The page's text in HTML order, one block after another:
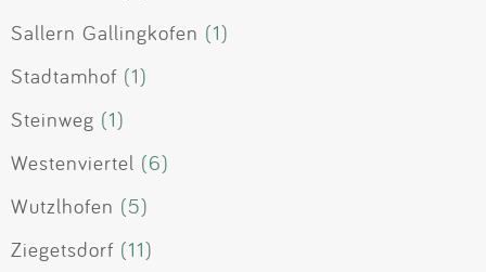
Sallern Gallingkofen (1)
Stadtamhof (1)
Steinweg (1)
Westenviertel (6)
Wutzlhofen (5)
Ziegetsdorf (11)